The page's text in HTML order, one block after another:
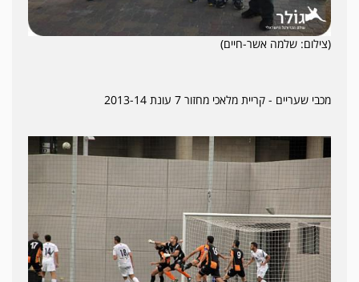
(צילום: שלמה אשר-חיים)
מכבי שעריים - קריית מלאכי מחזור 7 עונת 2013-14